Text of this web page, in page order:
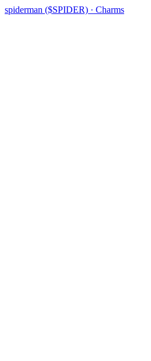
spiderman ($SPIDER) · Charms